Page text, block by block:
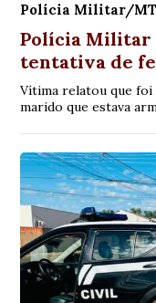
Polícia Militar/MT
Polícia Militar
tentativa de
Vítima relatou que foi
marido que estava